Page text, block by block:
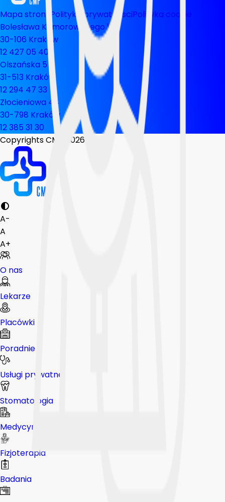
Mapa strony Polityka prywatnosciPolityka cookie
Bolesława Komorowskiego 12
30-106 Kraków
12 427 05 40
Olszańska 5
31-513 Kraków
12 294 47 33
Złocieniowa 44
30-798 Kraków
12 385 31 30
Copyrights CMP
2026
A-
A
A+
O nas
Lekarze
Placówki
Poradnie
Usługi prywatne
Stomatologia
Medycyna pracy
Fizjoterapia
Badania